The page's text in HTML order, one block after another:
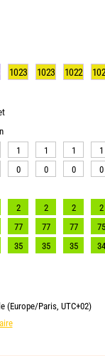
1023 1023 1022
1 1 1 1
0 0 0 0
2 2 2 2
77 77 77 75
35 35 35 34
(Europe/Paris, UTC+02)